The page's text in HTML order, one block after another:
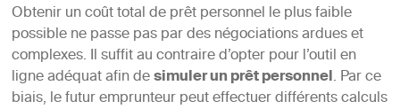
Obtenir un coût total de prêt personnel le plus faible
possible ne passe pas par des négociations ardues et
complexes. Il suffit au contraire d’opter pour l’outil en
ligne adéquat afin desimuler un prêt personnel. Par ce
biais, le futur emprunteur peut effectuer différents calculs